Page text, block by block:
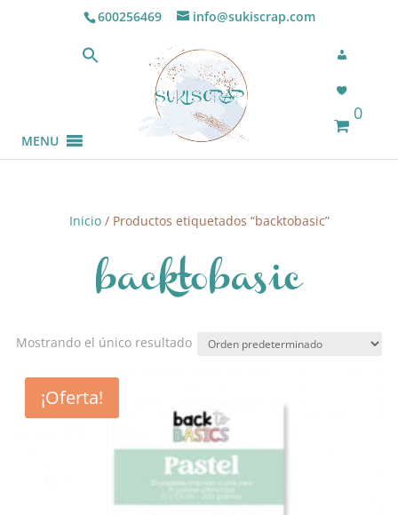
600256469 info@sukiscrap.com
0
MENU
Inicio/ Productos etiquetados “backtobasic”
backtobasic
Mostrando el único resultado
¡Oferta!